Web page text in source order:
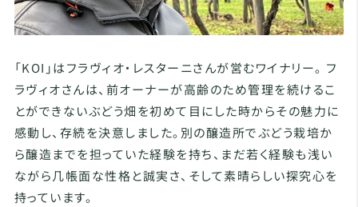
「KOI」はフラヴィオ・レスターニさんが営むワイナリー。 フ
ラヴィオさんは、前オーナーが高齢のため管理を続けるこ
とができないぶどう畑を初めて目にした時からその魅力に
感動し、存続を決意しました。別の醸造所でぶどう栽培か
ら醸造までを担っていた経験を持ち、まだ若く経験も浅い
ながら几帳面な性格と誠実さ、そして素晴らしい探究心を
持っています。